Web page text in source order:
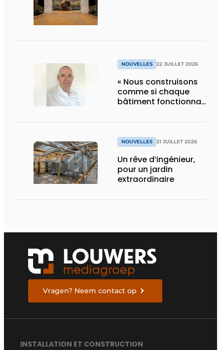
NOUVELLES 22 JUILLET 2026
« Nous construisons
comme si chaque
bâtiment fonctionnait
» NOUVELLES 21 JUILLET 2026
Un rêve d’ingénieur,
pour un jardin
extraordinaire
Vragen? Neem contact op
INSTALLATION ET CONSTRUCTION